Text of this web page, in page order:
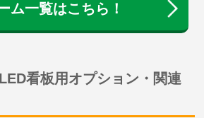
ム一覧はこちら！
看板用オプション・関連